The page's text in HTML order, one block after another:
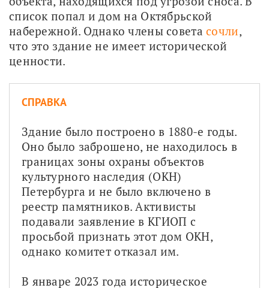
список попал и дом на Октябрьской
набережной. Однако члены совета сочли,
что это здание не имеет исторической
ценности.
СПРАВКА
Здание было построено в 1880-е годы.
Оно было заброшено, не находилось в
границах зоны охраны объектов
культурного наследия (ОКН)
Петербурга и не было включено в
реестр памятников. Активисты
подавали заявление в КГИОП с
просьбой признать этот дом ОКН,
однако комитет отказал им.
В январе 2023 года историческое